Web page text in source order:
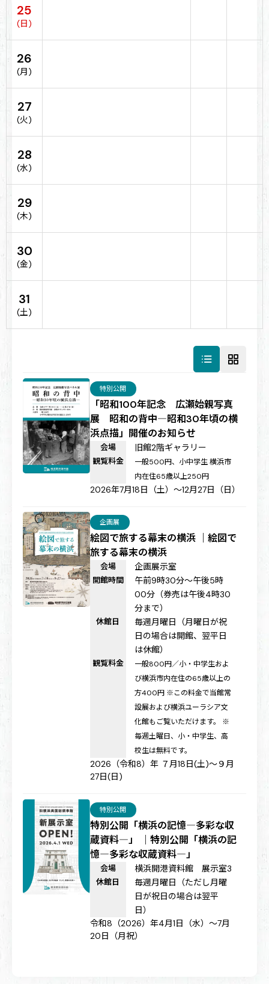
25
(日)
26
(月)
27
(火)
28
(水)
29
(木)
30
(金)
31
(土)
「昭和100年記念 広瀬始親写真
展 昭和の背中―昭和30年頃の横
浜点描」開催のお知らせ
特別公開
2026年7月18日（土）～12月27日（日）
会場 旧館2階ギャラリー
観覧料金
一般500円、小中学生 横浜市
内在住65歳以上250円
絵図で旅する幕末の横浜 ｜絵図で
旅する幕末の横浜
企画展
2026（令和8）年 ７月18日(土)～９月
27日(日)
会場 企画展示室
開館時間
午前9時30分～午後5時
00分（券売は午後4時30
分まで）
休館日
毎週月曜日（月曜日が祝
日の場合は開館、翌平日
は休館）
観覧料金
一般800円／小・中学生およ
び横浜市内在住の65歳以上の
方400円 ※この料金で当館常
設展および横浜ユーラシア文
化館もご覧いただけます。 ※
毎週土曜日、小・中学生、高
校生は無料です。
特別公開「横浜の記憶―多彩な収
蔵資料―」 ｜特別公開「横浜の記
憶―多彩な収蔵資料―」
特別公開
令和8（2026）年4月1日（水）～7月
20日（月祝）
会場 横浜開港資料館 展示室3
休館日
毎週月曜日（ただし月曜
日が祝日の場合は翌平
日）